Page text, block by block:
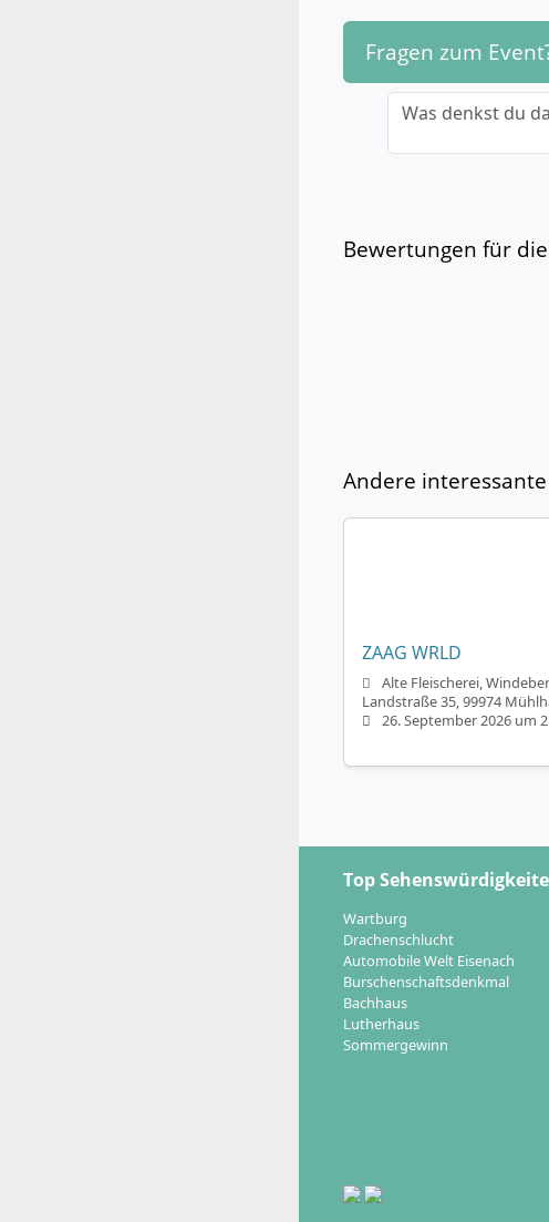
Fragen zum
Was denkst du
Bewertungen für
Andere
ZAAG WRLD
Alte Fleischerei,
Landstraße 35, 99974
26. September 2026 um
Top
Wartburg
Drachenschlucht
Automobile Welt Eisenach
Burschenschaftsdenkmal
Bachhaus
Lutherhaus
Sommergewinn